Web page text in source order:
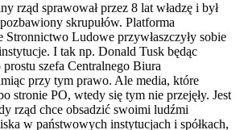
rząd sprawował przez 8 lat władzę i był
skrupułów. Platforma
Stronnictwo Ludowe przywłaszczyły sobie
I tak np. Donald Tusk będąc
szefa Centralnego Biura
przy tym prawo. Ale media, które
stronie PO, wtedy się tym nie przejęły. Jest
rząd chce obsadzić swoimi ludźmi
w państwowych instytucjach i spółkach,